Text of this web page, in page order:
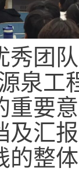
秀团
泉工
重要
及汇
的整